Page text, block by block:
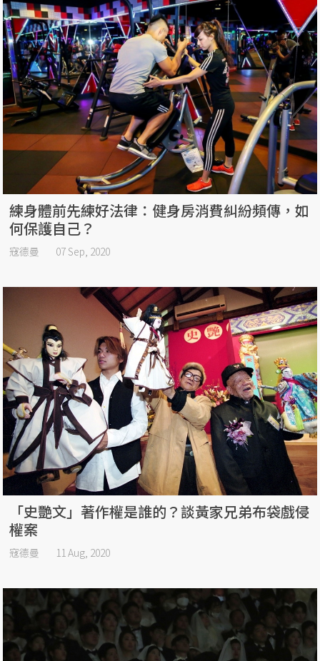
練身體前先練好法律：健身房消費糾紛頻傳，如
何保護自己？
寇德曼 07 Sep, 2020
「史艷文」著作權是誰的？談黃家兄弟布袋戲侵
權案
寇德曼 11 Aug, 2020